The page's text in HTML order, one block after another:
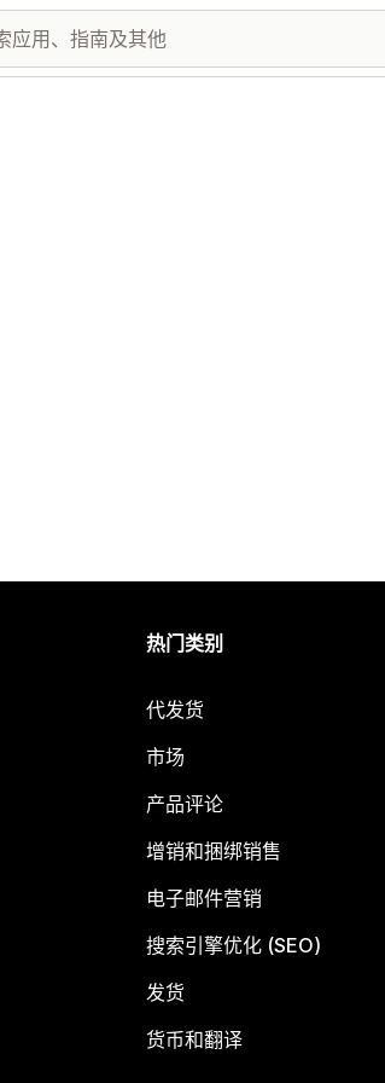
热门类别
代发货
市场
产品评论
增销和捆绑销售
电子邮件营销
搜索引擎优化 (SEO)
发货
货币和翻译